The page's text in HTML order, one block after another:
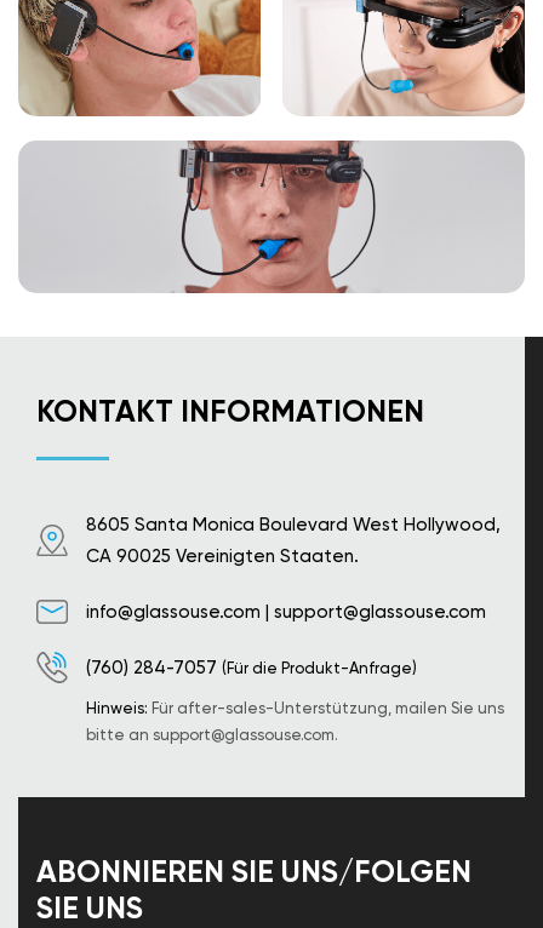
KONTAKT INFORMATIONEN
8605 Santa Monica Boulevard West Hollywood,
CA 90025 Vereinigten Staaten.
info@glassouse.com | support@glassouse.com
(760) 284-7057 (Für die Produkt-Anfrage)
Hinweis: Für after-sales-Unterstützung, mailen Sie uns
bitte an support@glassouse.com.
ABONNIEREN SIE UNS/FOLGEN
SIE UNS